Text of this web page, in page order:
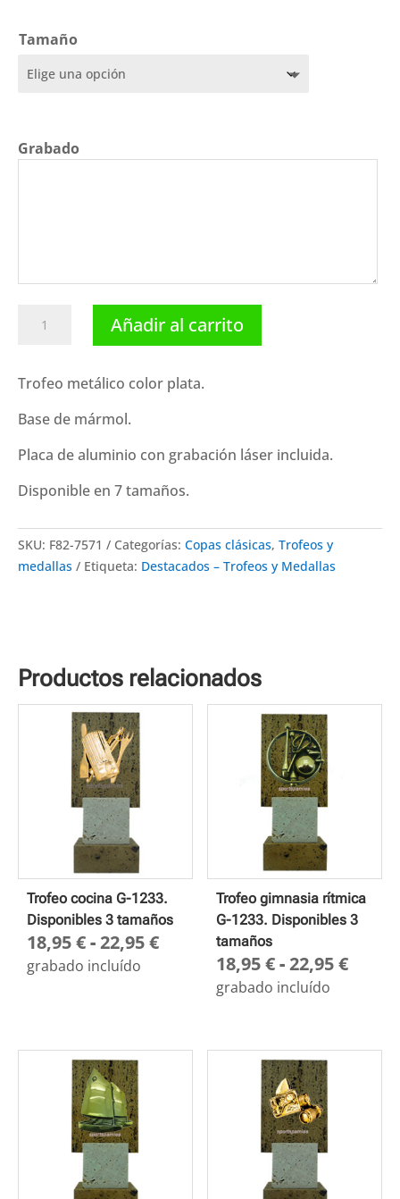
hasta
53,75 €
Tamaño
Grabado
clásica
7571.
6
tamaños
cantidad
Añadir al carrito
Trofeo metálico color plata.
Base de mármol.
Placa de aluminio con grabación láser incluida.
Disponible en 7 tamaños.
SKU: F82-7571 Categorías: Copas clásicas, Trofeos y
medallas
Etiqueta: Destacados – Trofeos y Medallas
Productos relacionados
Trofeo cocina G-1233.
Disponibles 3 tamaños
18,95€-22,95€Rango
precios:
hasta
grabado incluído
Trofeo gimnasia rítmica
G-1233. Disponibles 3
tamaños
18,95€-22,95€
18,95
grabado incluído